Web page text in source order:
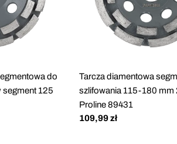
do
125
Tarcza diamentowa
szlifowania 115-180 mm
Proline 89431
Cena
109,99 zł